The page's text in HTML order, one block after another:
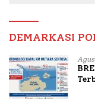
DEMARKASI